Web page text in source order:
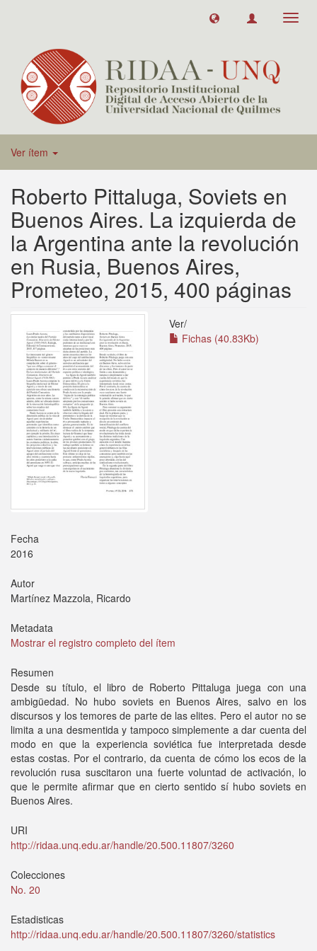
Ver ítem
Roberto Pittaluga, Soviets en
Buenos Aires. La izquierda de
la Argentina ante la revolución
en Rusia, Buenos Aires,
Prometeo, 2015, 400 páginas
Ver/
Fichas (40.83Kb)
Fecha
2016
Autor
Martínez Mazzola, Ricardo
Metadata
Mostrar el registro completo del ítem
Resumen
Desde su título, el libro de Roberto Pittaluga juega con una
ambigüedad. No hubo soviets en Buenos Aires, salvo en los
discursos y los temores de parte de las elites. Pero el autor no se
limita a una desmentida y tampoco simplemente a dar cuenta del
modo en que la experiencia soviética fue interpretada desde
estas costas. Por el contrario, da cuenta de cómo los ecos de la
revolución rusa suscitaron una fuerte voluntad de activación, lo
que le permite afirmar que en cierto sentido sí hubo soviets en
Buenos Aires.
URI
http://ridaa.unq.edu.ar/handle/20.500.11807/3260
Colecciones
No. 20
Estadisticas
http://ridaa.unq.edu.ar/handle/20.500.11807/3260/statistics